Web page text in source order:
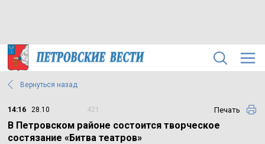
Вернуться назад
14:16 28.10 421 Печать
В Петровском районе состоится творческое
состязание «Битва театров»